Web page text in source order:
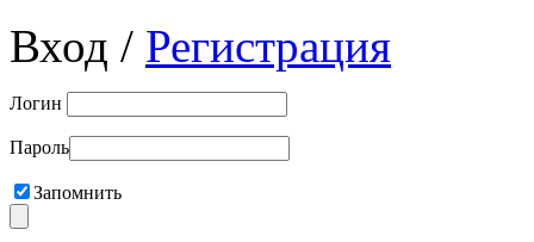
Вход / Регистрация
Логин
Пароль
Запомнить